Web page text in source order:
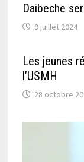
Daibeche
9 juillet 2024
Les jeunes
l’USMH
28 octobre